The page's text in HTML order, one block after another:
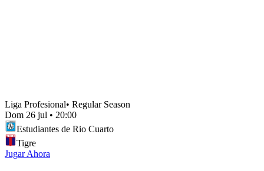
Liga Profesional• Regular Season
Dom 26 jul • 20:00
Estudiantes de Rio Cuarto
Tigre
Jugar Ahora